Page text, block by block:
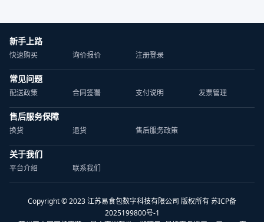
新手上路
快速购买 询价报价 注册登录
常见问题
配送政策 合同签署 支付说明 发票管理
售后服务保障
换货 退货 售后服务政策
关于我们
平台介绍 联系我们
Copyright © 2023 江苏易食包数字科技有限公司 版权所有 苏ICP备
2025199800号-1